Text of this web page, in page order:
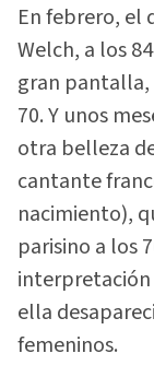
En febrero, el
Welch, a los
gran pantalla,
70. Y unos
otra belleza
cantante
nacimiento),
parisino a los
interpretación
ella
femeninos.